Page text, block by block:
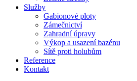
Služby
Gabionové ploty
Zámečnictví
Zahradní úpravy
Výkop a usazení bazénu
Sítě proti holubům
Reference
Kontakt